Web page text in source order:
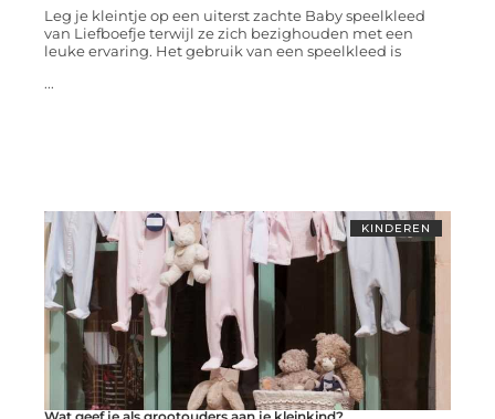
Leg je kleintje op een uiterst zachte Baby speelkleed
van Liefboefje terwijl ze zich bezighouden met een
leuke ervaring. Het gebruik van een speelkleed is
...
KINDEREN